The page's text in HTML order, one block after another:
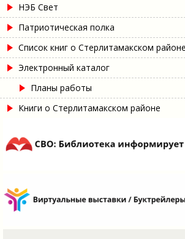
НЭБ Свет
Патриотическая полка
Список книг о Стерлитамакском
Электронный каталог
Планы работы
Книги о Стерлитамакском районе